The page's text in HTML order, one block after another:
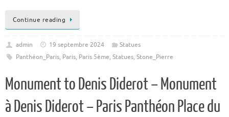
Continue reading
admin 19 septembre 2024
Statues
Panthéon_Paris, Paris, Paris 5ème, Statues, Stone_Pierre
Monument to Denis Diderot – Monument
à Denis Diderot – Paris Panthéon Place du